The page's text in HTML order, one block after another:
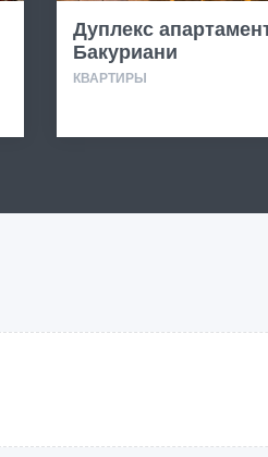
Дуплекс
Бакуриани
КВАРТИРЫ